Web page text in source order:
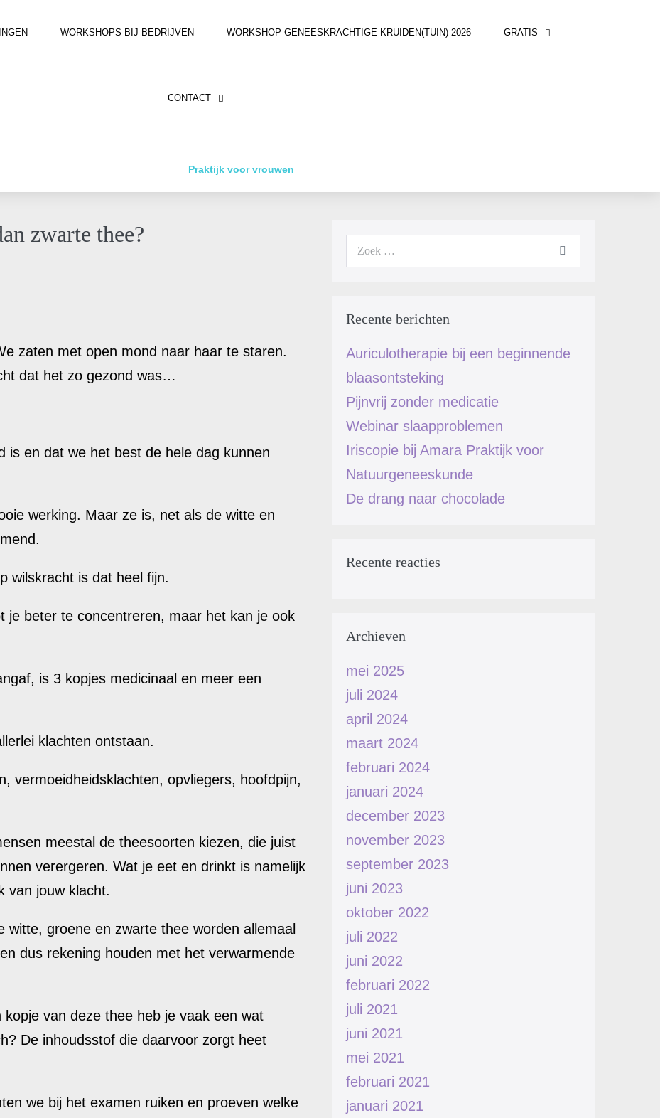
WORKSHOPS BIJ BEDRIJVEN WORKSHOP GENEESKRACHTIGE KRUIDEN(TUIN) 2026 GRATIS
CONTACT
Praktijk voor vrouwen
zwarte thee?
zaten met open mond naar haar te staren.
dat het zo gezond was…
is en dat we het best de hele dag kunnen
werking. Maar ze is, net als de witte en
wilskracht is dat heel fijn.
je beter te concentreren, maar het kan je ook
is 3 kopjes medicinaal en meer een
klachten ontstaan.
vermoeidheidsklachten, opvliegers, hoofdpijn,
meestal de theesoorten kiezen, die juist
verergeren. Wat je eet en drinkt is namelijk
van jouw klacht.
groene en zwarte thee worden allemaal
dus rekening houden met het verwarmende
van deze thee heb je vaak een wat
De inhoudsstof die daarvoor zorgt heet
we bij het examen ruiken en proeven welke
Recente berichten
Auriculotherapie bij een beginnende
blaasontsteking
Pijnvrij zonder medicatie
Webinar slaapproblemen
Iriscopie bij Amara Praktijk voor
Natuurgeneeskunde
De drang naar chocolade
Recente reacties
Archieven
mei 2025
juli 2024
april 2024
maart 2024
februari 2024
januari 2024
december 2023
november 2023
september 2023
juni 2023
oktober 2022
juli 2022
juni 2022
februari 2022
juli 2021
juni 2021
mei 2021
februari 2021
januari 2021